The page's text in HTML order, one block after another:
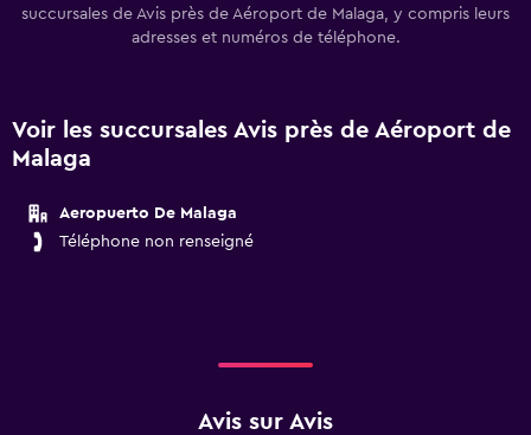
succursales de Avis près de Aéroport de Malaga, y compris leurs
adresses et numéros de téléphone.
Voir les succursales Avis près de Aéroport de
Malaga
Aeropuerto De Malaga
Téléphone non renseigné
Avis sur Avis